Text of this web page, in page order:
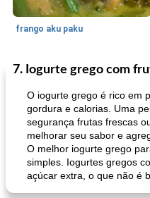
frango aku paku
30 min
Bolos
7. Iogurte grego com
O iogurte grego é rico em
gordura e calorias. Uma
segurança frutas frescas
melhorar seu sabor e
O melhor iogurte grego
simples. Iogurtes gregos
açúcar extra, o que não é